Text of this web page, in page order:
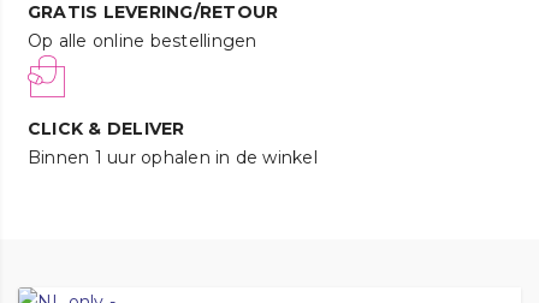
GRATIS LEVERING/RETOUR
Op alle online bestellingen
CLICK & DELIVER
Binnen 1 uur ophalen in de winkel